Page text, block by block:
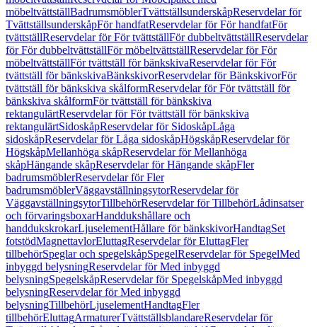
möbeltvättställBadrumsmöblerTvättställsunderskåpReservdelar för
TvättställsunderskåpFör handfatReservdelar för För handfatFör
tvättställReservdelar för För tvättställFör dubbeltvättställReservdelar
för För dubbeltvättställFör möbeltvättställReservdelar för För
möbeltvättställFör tvättställ för bänkskivaReservdelar för För
tvättställ för bänkskivaBänkskivorReservdelar för BänkskivorFör
tvättställ för bänkskiva skålformReservdelar för För tvättställ för
bänkskiva skålformFör tvättställ för bänkskiva
rektangulärtReservdelar för För tvättställ för bänkskiva
rektangulärtSidoskåpReservdelar för SidoskåpLåga
sidoskåpReservdelar för Låga sidoskåpHögskåpReservdelar för
HögskåpMellanhöga skåpReservdelar för Mellanhöga
skåpHängande skåpReservdelar för Hängande skåpFler
badrumsmöblerReservdelar för Fler
badrumsmöblerVäggavställningsytorReservdelar för
VäggavställningsytorTillbehörReservdelar för TillbehörLådinsatser
och förvaringsboxarHanddukshållare och
handdukskrokarLjuselementHållare för bänkskivorHandtagSet
fotstödMagnettavlorEluttagReservdelar för EluttagFler
tillbehörSpeglar och spegelskåpSpegelReservdelar för SpegelMed
inbyggd belysningReservdelar för Med inbyggd
belysningSpegelskåpReservdelar för SpegelskåpMed inbyggd
belysningReservdelar för Med inbyggd
belysningTillbehörLjuselementHandtagFler
tillbehörEluttagArmaturerTvättställsblandareReservdelar för